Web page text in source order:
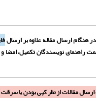
ارسال مقاله علاوه بر ارسال
نویسندگان تکمیل، امضا و
مقالات از نظر کپی بودن یا